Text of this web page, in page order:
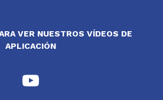
VER NUESTROS VÍDEOS DE
APLICACIÓN